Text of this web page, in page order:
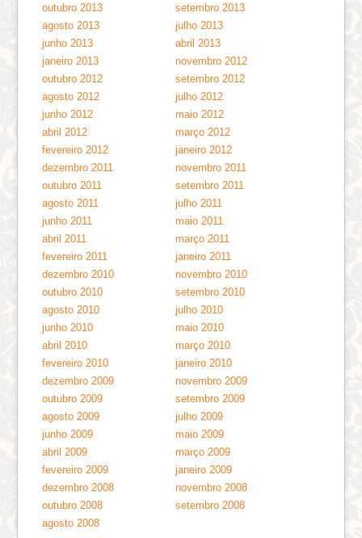
outubro 2013
setembro 2013
agosto 2013
julho 2013
junho 2013
abril 2013
janeiro 2013
novembro 2012
outubro 2012
setembro 2012
agosto 2012
julho 2012
junho 2012
maio 2012
abril 2012
março 2012
fevereiro 2012
janeiro 2012
dezembro 2011
novembro 2011
outubro 2011
setembro 2011
agosto 2011
julho 2011
junho 2011
maio 2011
abril 2011
março 2011
fevereiro 2011
janeiro 2011
dezembro 2010
novembro 2010
outubro 2010
setembro 2010
agosto 2010
julho 2010
junho 2010
maio 2010
abril 2010
março 2010
fevereiro 2010
janeiro 2010
dezembro 2009
novembro 2009
outubro 2009
setembro 2009
agosto 2009
julho 2009
junho 2009
maio 2009
abril 2009
março 2009
fevereiro 2009
janeiro 2009
dezembro 2008
novembro 2008
outubro 2008
setembro 2008
agosto 2008